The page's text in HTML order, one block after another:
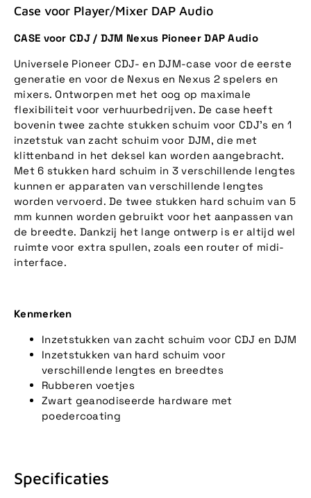
Case voor Player/Mixer DAP Audio
CASE voor CDJ / DJM Nexus Pioneer DAP Audio
Universele Pioneer CDJ- en DJM-case voor de eerste
generatie en voor de Nexus en Nexus 2 spelers en
mixers. Ontworpen met het oog op maximale
flexibiliteit voor verhuurbedrijven. De case heeft
bovenin twee zachte stukken schuim voor CDJ's en 1
inzetstuk van zacht schuim voor DJM, die met
klittenband in het deksel kan worden aangebracht.
Met 6 stukken hard schuim in 3 verschillende lengtes
kunnen er apparaten van verschillende lengtes
worden vervoerd. De twee stukken hard schuim van 5
mm kunnen worden gebruikt voor het aanpassen van
de breedte. Dankzij het lange ontwerp is er altijd wel
ruimte voor extra spullen, zoals een router of midi-
interface.
Kenmerken
Inzetstukken van zacht schuim voor CDJ en DJM
Inzetstukken van hard schuim voor
verschillende lengtes en breedtes
Rubberen voetjes
Zwart geanodiseerde hardware met
poedercoating
Specificaties